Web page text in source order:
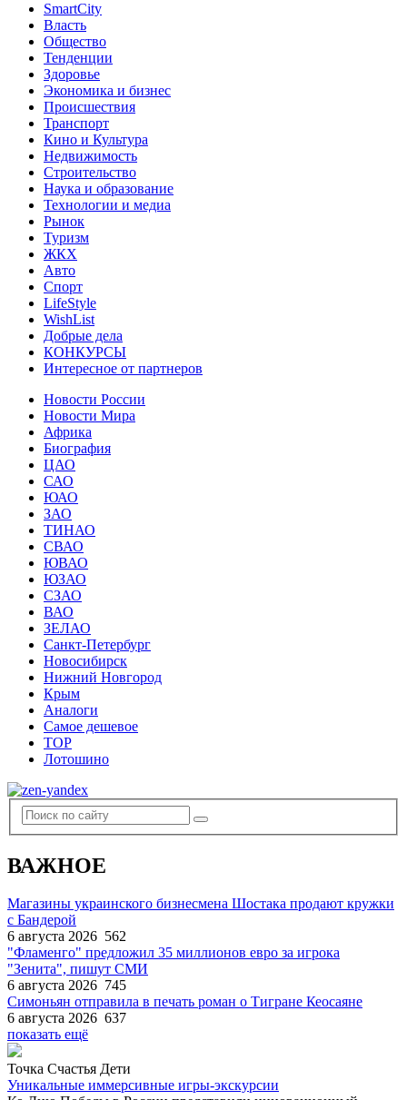
SmartCity
Власть
Общество
Тенденции
Здоровье
Экономика и бизнес
Происшествия
Транспорт
Кино и Культура
Недвижимость
Строительство
Наука и образование
Технологии и медиа
Рынок
Туризм
ЖКХ
Авто
Спорт
LifeStyle
WishList
Добрые дела
КОНКУРСЫ
Интересное от партнеров
Новости России
Новости Мира
Африка
Биография
ЦАО
САО
ЮАО
ЗАО
ТИНАО
СВАО
ЮВАО
ЮЗАО
СЗАО
ВАО
ЗЕЛАО
Санкт-Петербург
Новосибирск
Нижний Новгород
Крым
Аналоги
Самое дешевое
TOP
Лотошино
ВАЖНОЕ
Магазины украинского бизнесмена Шостака продают кружки
с Бандерой
6 августа 2026 562
"Фламенго" предложил 35 миллионов евро за игрока
"Зенита", пишут СМИ
6 августа 2026 745
Симоньян отправила в печать роман о Тигране Кеосаяне
6 августа 2026 637
показать ещё
Точка Счастья Дети
Уникальные иммерсивные игры-экскурсии